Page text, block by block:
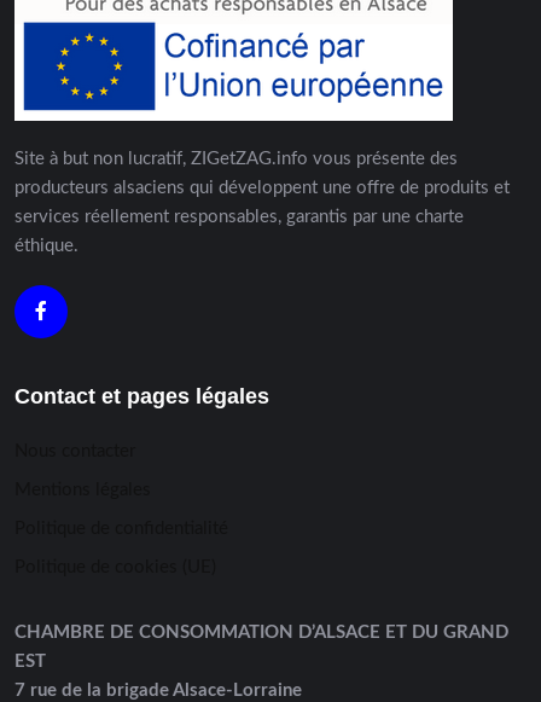
Site à but non lucratif, ZIGetZAG.info vous présente des
producteurs alsaciens qui développent une offre de produits et
services réellement responsables, garantis par une charte
éthique.
Contact et pages légales
CHAMBRE DE CONSOMMATION D’ALSACE ET DU GRAND
EST
7 rue de la brigade Alsace-Lorraine